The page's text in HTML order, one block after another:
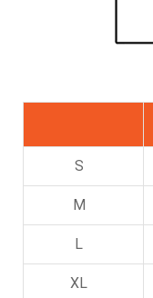
S
M
L
XL